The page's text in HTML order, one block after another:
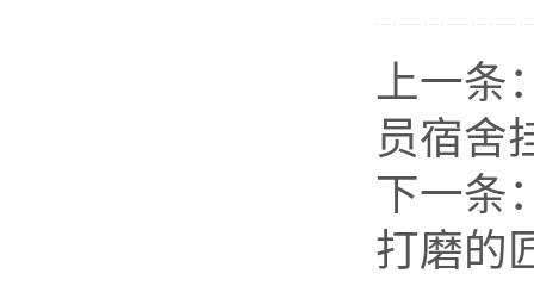
上一条
员宿舍
下一条
打磨的